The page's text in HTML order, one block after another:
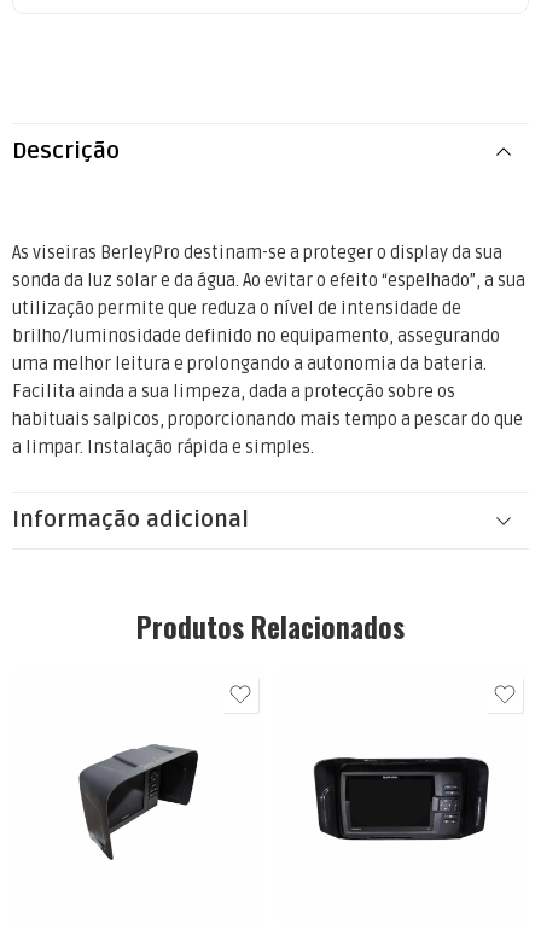
Descrição
As viseiras BerleyPro destinam-se a proteger o display da sua
sonda da luz solar e da água. Ao evitar o efeito “espelhado”, a sua
utilização permite que reduza o nível de intensidade de
brilho/luminosidade definido no equipamento, assegurando
uma melhor leitura e prolongando a autonomia da bateria.
Facilita ainda a sua limpeza, dada a protecção sobre os
habituais salpicos, proporcionando mais tempo a pescar do que
a limpar. Instalação rápida e simples.
Informação adicional
Produtos Relacionados